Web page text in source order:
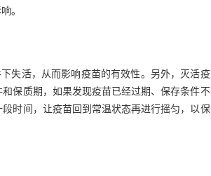
。
失活，从而影响疫苗的有效性。另外，灭活疫
保质期，如果发现疫苗已经过期、保存条件不
时间，让疫苗回到常温状态再进行摇匀，以保